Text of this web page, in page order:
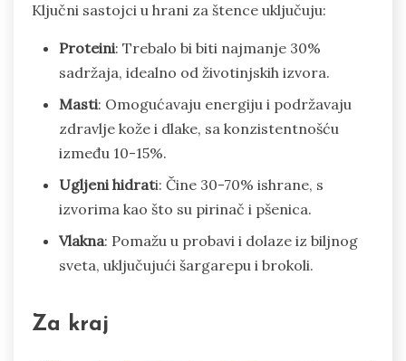
Ključni sastojci u hrani za štence uključuju:
Proteini: Trebalo bi biti najmanje 30%
sadržaja, idealno od životinjskih izvora.
Masti: Omogućavaju energiju i podržavaju
zdravlje kože i dlake, sa konzistentnošću
između 10-15%.
Ugljeni hidrati: Čine 30-70% ishrane, s
izvorima kao što su pirinač i pšenica.
Vlakna: Pomažu u probavi i dolaze iz biljnog
sveta, uključujući šargarepu i brokoli.
Za kraj